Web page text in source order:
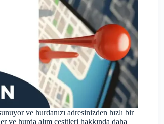
ve hurdanızı adresinizden hızlı bir
ve hurda alım çeşitleri hakkında daha